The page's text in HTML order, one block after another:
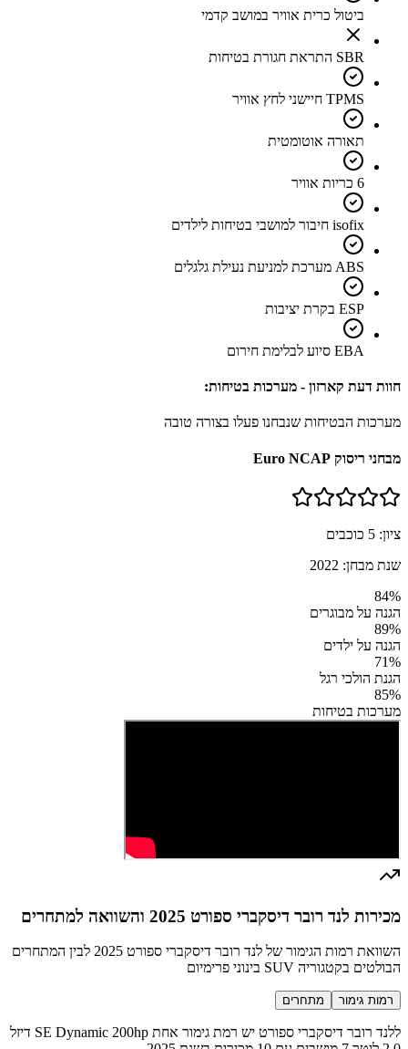
ביטול כרית אוויר במושב קדמי
SBR התראת חגורת בטיחות
TPMS חיישני לחץ אוויר
תאורה אוטומטית
6 כריות אוויר
isofix חיבור למושבי בטיחות לילדים
ABS מערכת למניעת נעילת גלגלים
ESP בקרת יציבות
EBA סיוע לבלימת חירום
חוות דעת קארזון - מערכות בטיחות:
מערכות הבטיחות שנבחנו פעלו בצורה טובה
מבחני ריסוק Euro NCAP
ציון: 5 כוכבים
שנת מבחן: 2022
84%
הגנה על מבוגרים
89%
הגנה על ילדים
71%
הגנת הולכי רגל
85%
מערכות בטיחות
מכירות לנד רובר דיסקברי ספורט 2025 והשוואה למתחרים
השוואת רמות הגימור של לנד רובר דיסקברי ספורט 2025 לבין המתחרים
הבולטים בקטגוריה SUV בינוני פרימיום
רמות גימור מתחרים
ללנד רובר דיסקברי ספורט יש רמת גימור אחת SE Dynamic 200hp דיזל